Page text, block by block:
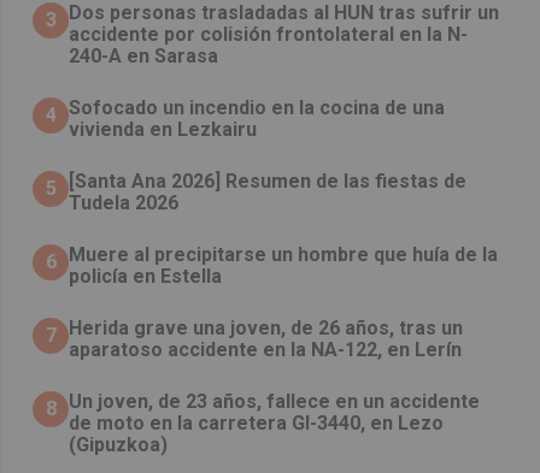
3
​Dos personas trasladadas al HUN tras sufrir un
accidente por colisión frontolateral en la N-
240-A en Sarasa
4 Sofocado un incendio en la cocina de una
vivienda en Lezkairu
5
[Santa Ana 2026] Resumen de las fiestas de
Tudela 2026
6
Muere al precipitarse un hombre que huía de la
policía en Estella
7
Herida grave una joven, de 26 años, tras un
aparatoso accidente en la NA-122, en Lerín
8 Un joven, de 23 años, fallece en un accidente
de moto en la carretera GI-3440, en Lezo
(Gipuzkoa)